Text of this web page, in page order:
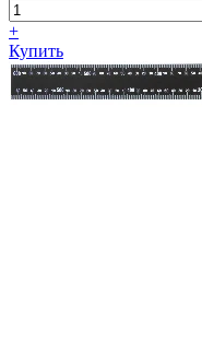
+
Купить